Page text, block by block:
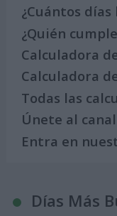
¿Cuántos días
¿Quién
Calculadora
Calculadora
Todas las
Únete al
Entra en
Días Más